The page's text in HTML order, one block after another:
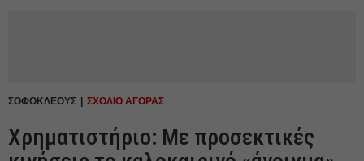
ΣΟΦΟΚΛΕΟΥΣ ΣΧΟΛΙΟ ΑΓΟΡΑΣ
Χρηματιστήριο: Με προσεκτικές